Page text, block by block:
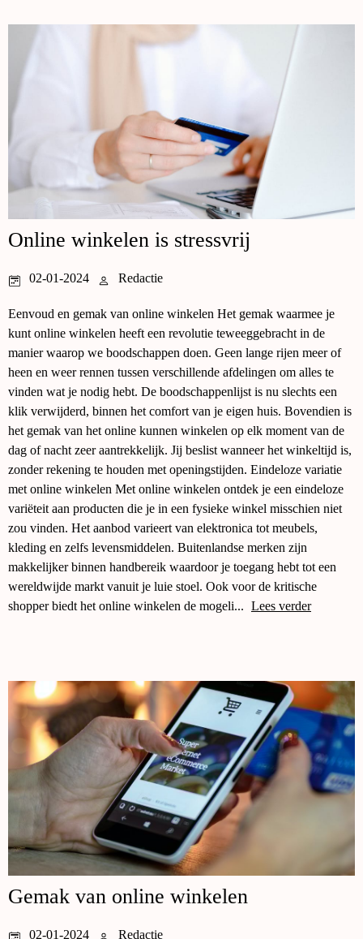
Online winkelen is stressvrij
02-01-2024 Redactie
Eenvoud en gemak van online winkelen Het gemak waarmee je
kunt online winkelen heeft een revolutie teweeggebracht in de
manier waarop we boodschappen doen. Geen lange rijen meer of
heen en weer rennen tussen verschillende afdelingen om alles te
vinden wat je nodig hebt. De boodschappenlijst is nu slechts een
klik verwijderd, binnen het comfort van je eigen huis. Bovendien is
het gemak van het online kunnen winkelen op elk moment van de
dag of nacht zeer aantrekkelijk. Jij beslist wanneer het winkeltijd is,
zonder rekening te houden met openingstijden. Eindeloze variatie
met online winkelen Met online winkelen ontdek je een eindeloze
variëteit aan producten die je in een fysieke winkel misschien niet
zou vinden. Het aanbod varieert van elektronica tot meubels,
kleding en zelfs levensmiddelen. Buitenlandse merken zijn
makkelijker binnen handbereik waardoor je toegang hebt tot een
wereldwijde markt vanuit je luie stoel. Ook voor de kritische
shopper biedt het online winkelen de mogeli... Lees verder
Gemak van online winkelen
02-01-2024 Redactie